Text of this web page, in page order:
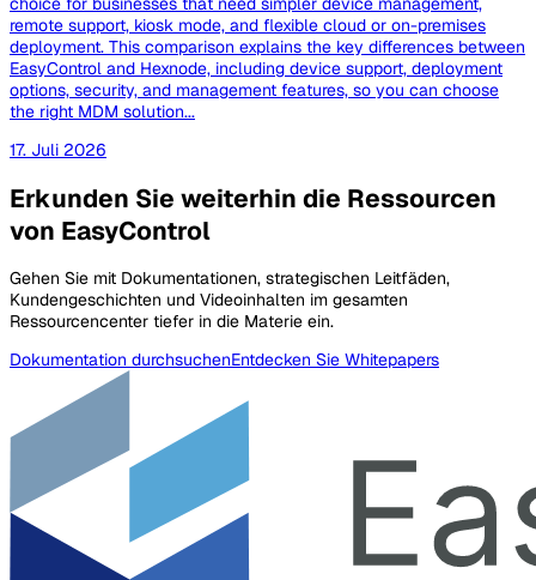
remote support, kiosk mode, and flexible cloud or on-premises
deployment. This comparison explains the key differences between
EasyControl and Hexnode, including device support, deployment
options, security, and management features, so you can choose
the right MDM solution...
17. Juli 2026
Erkunden Sie weiterhin die Ressourcen
von EasyControl
Gehen Sie mit Dokumentationen, strategischen Leitfäden,
Kundengeschichten und Videoinhalten im gesamten
Ressourcencenter tiefer in die Materie ein.
Dokumentation durchsuchenEntdecken Sie Whitepapers